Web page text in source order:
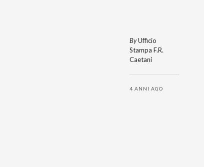
ByUfficio
Stampa F.R.
Caetani
4 ANNI AGO